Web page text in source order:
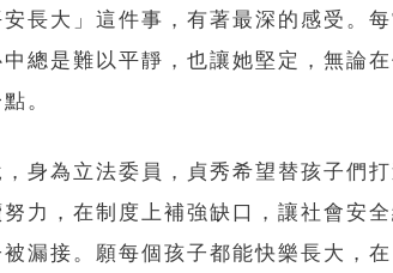
長大」這件事，有著最深的感受。
總是難以平靜，也讓她堅定，無論
。
身為立法委員，貞秀希望替孩子們
力，在制度上補強缺口，讓社會安
漏接。願每個孩子都能快樂長大，在